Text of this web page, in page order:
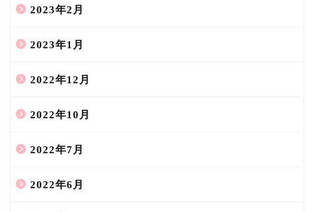
2023年2月
2023年1月
2022年12月
2022年10月
2022年7月
2022年6月